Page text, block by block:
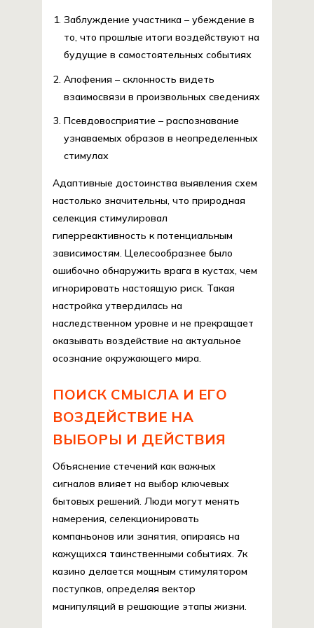
Заблуждение участника – убеждение в
то, что прошлые итоги воздействуют на
будущие в самостоятельных событиях
Апофения – склонность видеть
взаимосвязи в произвольных сведениях
Псевдовосприятие – распознавание
узнаваемых образов в неопределенных
стимулах
Адаптивные достоинства выявления схем
настолько значительны, что природная
селекция стимулировал
гиперреактивность к потенциальным
зависимостям. Целесообразнее было
ошибочно обнаружить врага в кустах, чем
игнорировать настоящую риск. Такая
настройка утвердилась на
наследственном уровне и не прекращает
оказывать воздействие на актуальное
осознание окружающего мира.
ПОИСК СМЫСЛА И ЕГО
ВОЗДЕЙСТВИЕ НА
ВЫБОРЫ И ДЕЙСТВИЯ
Объяснение стечений как важных
сигналов влияет на выбор ключевых
бытовых решений. Люди могут менять
намерения, селекционировать
компаньонов или занятия, опираясь на
кажущихся таинственными событиях. 7к
казино делается мощным стимулятором
поступков, определяя вектор
манипуляций в решающие этапы жизни.